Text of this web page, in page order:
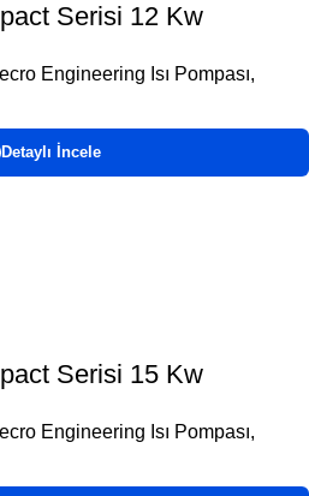
Serisi 12 Kw
Engineering Isı Pompası,
Detaylı İncele
Serisi 15 Kw
Engineering Isı Pompası,